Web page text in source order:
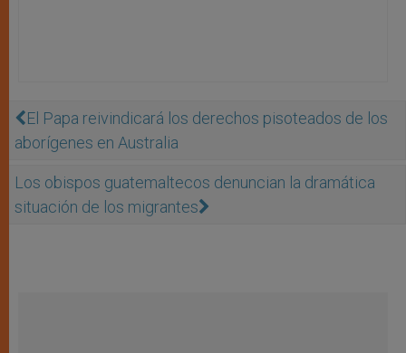
El Papa reivindicará los derechos pisoteados de los
aborígenes en Australia
Los obispos guatemaltecos denuncian la dramática
situación de los migrantes